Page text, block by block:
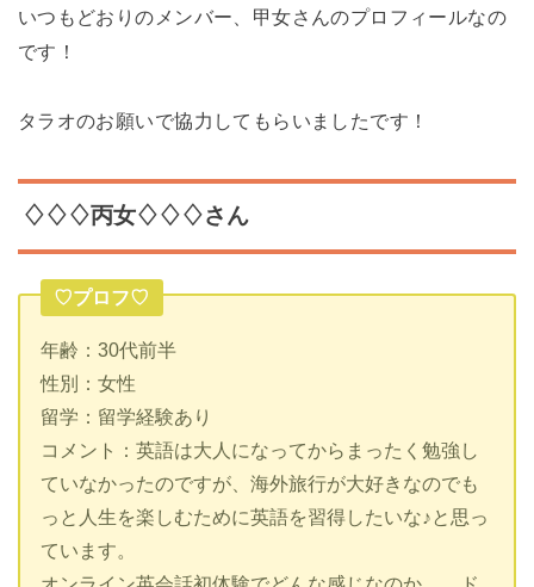
いつもどおりのメンバー、甲女さんのプロフィールなの
です！
タラオのお願いで協力してもらいましたです！
♢♢♢丙女♢♢♢さん
♡プロフ♡
年齢：30代前半
性別：女性
留学：留学経験あり
コメント：英語は大人になってからまったく勉強し
ていなかったのですが、海外旅行が大好きなのでも
っと人生を楽しむために英語を習得したいな♪と思っ
ています。